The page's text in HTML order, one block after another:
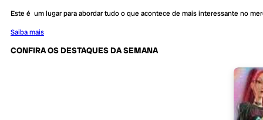
Este é um lugar para abordar tudo o que acontece de mais interessante no
Saiba mais
CONFIRA OS DESTAQUES DA SEMANA